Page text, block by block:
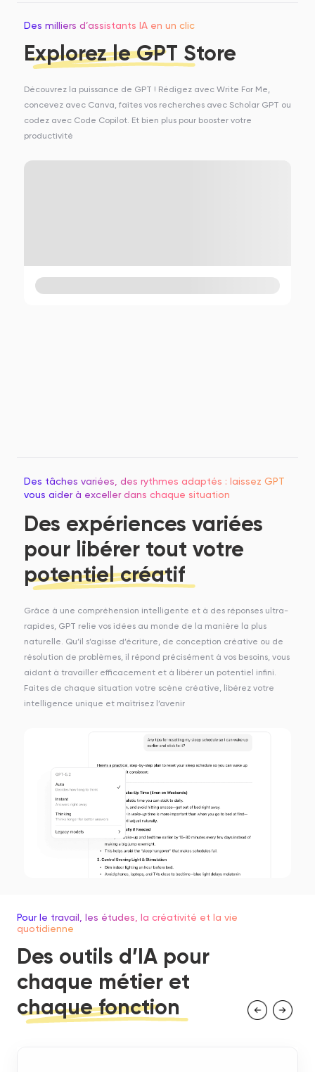
Des milliers d’assistants IA en un clic
Explorez le GPT Store
Découvrez la puissance de GPT ! Rédigez avec Write For Me,
concevez avec Canva, faites vos recherches avec Scholar GPT ou
codez avec Code Copilot. Et bien plus pour booster votre
productivité
Des tâches variées, des rythmes adaptés : laissez GPT
vous aider à exceller dans chaque situation
Des expériences variées
pour libérer tout votre
potentiel créatif
Grâce à une compréhension intelligente et à des réponses ultra-
rapides, GPT relie vos idées au monde de la manière la plus
naturelle. Qu’il s’agisse d’écriture, de conception créative ou de
résolution de problèmes, il répond précisément à vos besoins, vous
aidant à travailler efficacement et à libérer un potentiel infini.
Faites de chaque situation votre scène créative, libérez votre
intelligence unique et maîtrisez l’avenir
Pour le travail, les études, la créativité et la vie
quotidienne
Des outils d’IA pour
chaque métier et
chaque fonction